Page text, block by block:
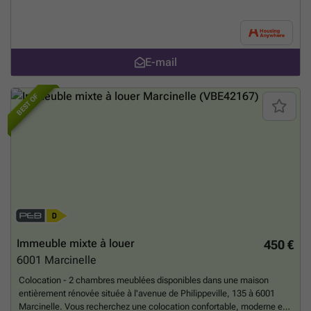
E-mail
BEST OF
450 €
Immeuble mixte à louer
6001 Marcinelle
Colocation - 2 chambres meublées disponibles dans une maison
entièrement rénovée située à l'avenue de Philippeville, 135 à 6001
Marcinelle. Vous recherchez une colocation confortable, moderne et